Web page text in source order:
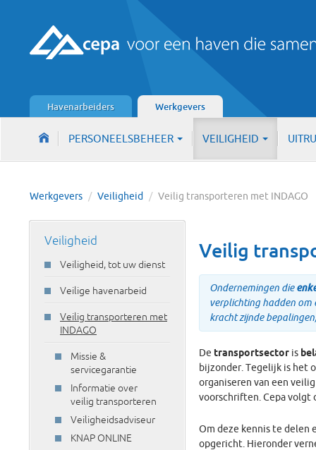
Havenarbeiders Werkgevers
PERSONEELSBEHEER VEILIGHEID
Werkgevers / Veiligheid / Veilig transporteren met INDAGO
Veiligheid
Veiligheid, tot uw dienst
Veilige havenarbeid
Veilig transporteren met
INDAGO
Missie &
servicegarantie
Informatie over
veilig transporteren
Veiligheidsadviseur
KNAP ONLINE
Veilig
Ondernemingen die
verplichting hadden om
kracht zijnde
De transportsector is
bijzonder. Tegelijk is het
organiseren van een
voorschriften. Cepa volgt
Om deze kennis te delen
opgericht. Hieronder